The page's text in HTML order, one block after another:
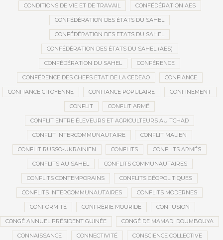
CONDITIONS DE VIE ET DE TRAVAIL CONFÉDÉRATION AES
CONFÉDÉRATION DES ÉTATS DU SAHEL
CONFÉDÉRATION DES ETATS DU SAHEL
CONFÉDÉRATION DES ÉTATS DU SAHEL (AES)
CONFÉDÉRATION DU SAHEL CONFÉRENCE
CONFÉRENCE DES CHEFS ETAT DE LA CEDEAO CONFIANCE
CONFIANCE CITOYENNE CONFIANCE POPULAIRE CONFINEMENT
CONFLIT CONFLIT ARMÉ
CONFLIT ENTRE ÉLEVEURS ET AGRICULTEURS AU TCHAD
CONFLIT INTERCOMMUNAUTAIRE CONFLIT MALIEN
CONFLIT RUSSO-UKRAINIEN CONFLITS CONFLITS ARMÉS
CONFLITS AU SAHEL CONFLITS COMMUNAUTAIRES
CONFLITS CONTEMPORAINS CONFLITS GÉOPOLITIQUES
CONFLITS INTERCOMMUNAUTAIRES CONFLITS MODERNES
CONFORMITÉ CONFRÉRIE MOURIDE CONFUSION
CONGÉ ANNUEL PRÉSIDENT GUINÉE CONGÉ DE MAMADI DOUMBOUYA
CONNAISSANCE CONNECTIVITÉ CONSCIENCE COLLECTIVE